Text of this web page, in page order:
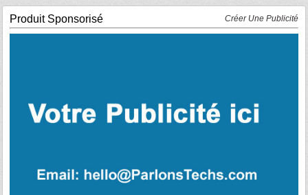
Produit Sponsorisé Créer Une Publicité